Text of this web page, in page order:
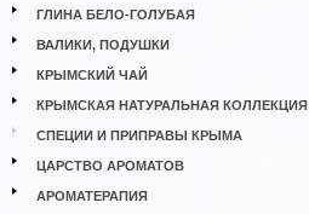
ГЛИНА БЕЛО-ГОЛУБАЯ
ВАЛИКИ, ПОДУШКИ
КРЫМСКИЙ ЧАЙ
КРЫМСКАЯ НАТУРАЛЬНАЯ КОЛЛЕКЦИЯ
СПЕЦИИ И ПРИПРАВЫ КРЫМА
ЦАРСТВО АРОМАТОВ
АРОМАТЕРАПИЯ